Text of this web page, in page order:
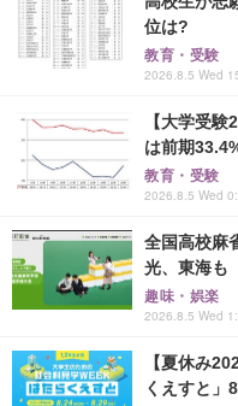
位は?
教育・受験
2026.8.5 Wed
【大学受
は前期
教育・受験
2026.8.5 Wed
全国高校麻
光、東海も
趣味・娯楽
2026.8.5 Wed
【夏休み
くえすと」